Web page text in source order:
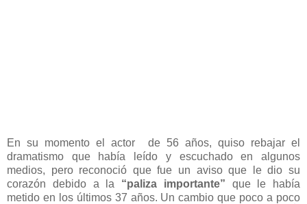
En su momento el actor de 56 años, quiso rebajar el
dramatismo que había leído y escuchado en algunos
medios, pero reconoció que fue un aviso que le dio su
corazón debido a la “paliza importante” que le había
metido en los últimos 37 años. Un cambio que poco a poco